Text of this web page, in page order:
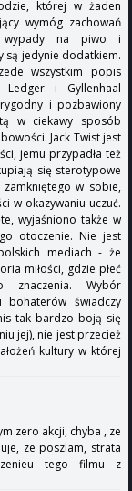
której w żaden
wymóg zachowań
wypady na piwo i
są jedynie dodatkiem.
wszystkim popis
Ledger i Gyllenhaal
i pozbawiony
w ciekawy sposób
Jack Twist jest
jemu przypadła też
się sterotypowe
w sobie,
w okazywaniu uczuć.
wyjaśniono także w
otoczenie. Nie jest
mediach - że
miłości, gdzie płeć
Wybór
bohaterów świadczy
tak bardzo boją się
jej), nie jest przecież
kultury w której
zero akcji, chyba , ze
ze poszlam, strata
tego filmu z